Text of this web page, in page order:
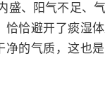
盛、阳气不足、
恰恰避开了痰湿
净的气质，这也